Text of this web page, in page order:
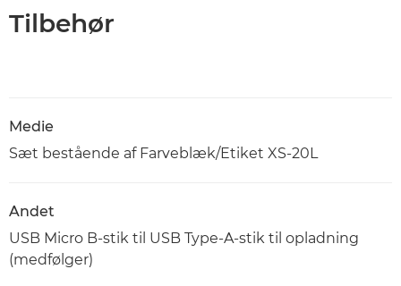
Tilbehør
Medie
Sæt bestående af Farveblæk/Etiket XS-20L
Andet
USB Micro B-stik til USB Type-A-stik til opladning
(medfølger)